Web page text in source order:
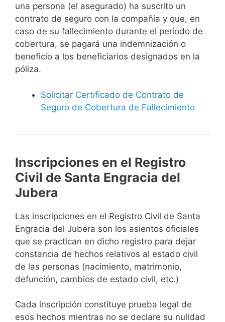
una persona (el asegurado) ha suscrito un
contrato de seguro con la compañía y que, en
caso de su fallecimiento durante el período de
cobertura, se pagará una indemnización o
beneficio a los beneficiarios designados en la
póliza.
Solicitar Certificado de Contrato de
Seguro de Cobertura de Fallecimiento
Inscripciones en el Registro
Civil de Santa Engracia del
Jubera
Las inscripciones en el Registro Civil de Santa
Engracia del Jubera son los asientos oficiales
que se practican en dicho registro para dejar
constancia de hechos relativos al estado civil
de las personas (nacimiento, matrimonio,
defunción, cambios de estado civil, etc.)
Cada inscripción constituye prueba legal de
esos hechos mientras no se declare su nulidad